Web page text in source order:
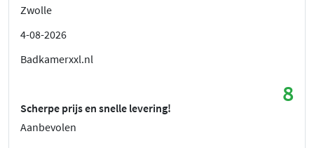
Zwolle
4-08-2026
Badkamerxxl.nl
8
Scherpe prijs en snelle levering!
Aanbevolen